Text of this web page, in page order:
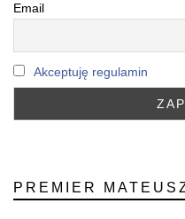
Email
Akceptuję regulamin
PREMIER